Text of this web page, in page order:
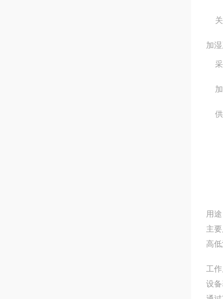
加
用途
主
高
工
设